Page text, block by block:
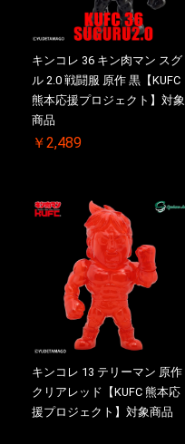
キンコレ 36 キン肉マン スグ
ル 2.0 戦闘服 原作 黒【KUFC
熊本応援プロジェクト】対象
商品
￥2,489
キンコレ 13 テリーマン 原作
クリアレッド【KUFC 熊本応
援プロジェクト】対象商品